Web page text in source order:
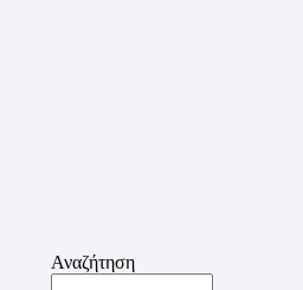
Αναζήτηση